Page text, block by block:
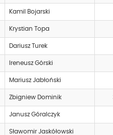
Kamil Bojarski
Krystian Topa
Dariusz Turek
Ireneusz Górski
Mariusz Jabłoński
Zbigniew Dominik
Janusz Góralczyk
Sławomir Jaskółowski